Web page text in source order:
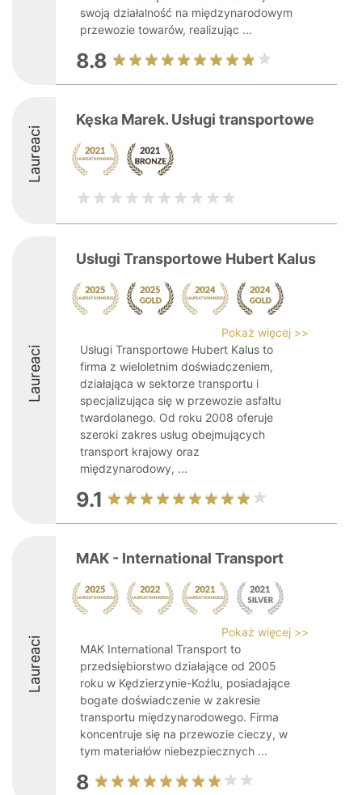
swoją działalność na międzynarodowym
przewozie towarów, realizując ...
8.8
Laureaci
Kęska Marek. Usługi transportowe
Laureaci
Usługi Transportowe Hubert Kalus
Pokaż więcej >>
Usługi Transportowe Hubert Kalus to
firma z wieloletnim doświadczeniem,
działająca w sektorze transportu i
specjalizująca się w przewozie asfaltu
twardolanego. Od roku 2008 oferuje
szeroki zakres usług obejmujących
transport krajowy oraz
międzynarodowy, ...
9.1
Laureaci
MAK - International Transport
Pokaż więcej >>
MAK International Transport to
przedsiębiorstwo działające od 2005
roku w Kędzierzynie-Koźlu, posiadające
bogate doświadczenie w zakresie
transportu międzynarodowego. Firma
koncentruje się na przewozie cieczy, w
tym materiałów niebezpiecznych ...
8